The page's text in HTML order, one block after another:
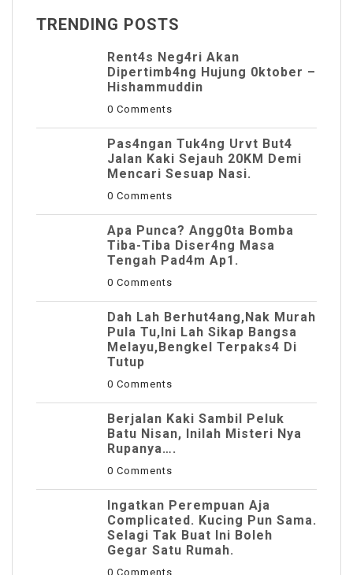
TRENDING POSTS
Rent4s Neg4ri Akan
Dipertimb4ng Hujung 0ktober –
Hishammuddin
0 Comments
Pas4ngan Tuk4ng Urvt But4
JaIan Kaki Sejauh 20KM Demi
Mencari Sesuap Nasi.
0 Comments
Apa Punca? Angg0ta Bomba
Tiba-Tiba Diser4ng Masa
Tengah Pad4m Ap1.
0 Comments
Dah Lah Berhut4ang,Nak Murah
Pula Tu,Ini Lah Sikap Bangsa
Melayu,Bengkel Terpaks4 Di
Tutup
0 Comments
Berjalan Kaki Sambil Peluk
Batu Nisan, Inilah Misteri Nya
Rupanya….
0 Comments
Ingatkan Perempuan Aja
Complicated. Kucing Pun Sama.
Selagi Tak Buat Ini Boleh
Gegar Satu Rumah.
0 Comments